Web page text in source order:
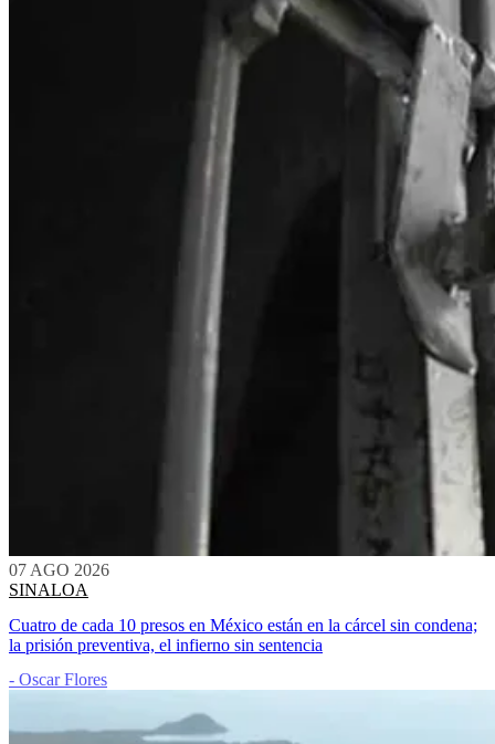
07 AGO 2026
SINALOA
Cuatro de cada 10 presos en México están en la cárcel sin condena;
la prisión preventiva, el infierno sin sentencia
- Oscar Flores